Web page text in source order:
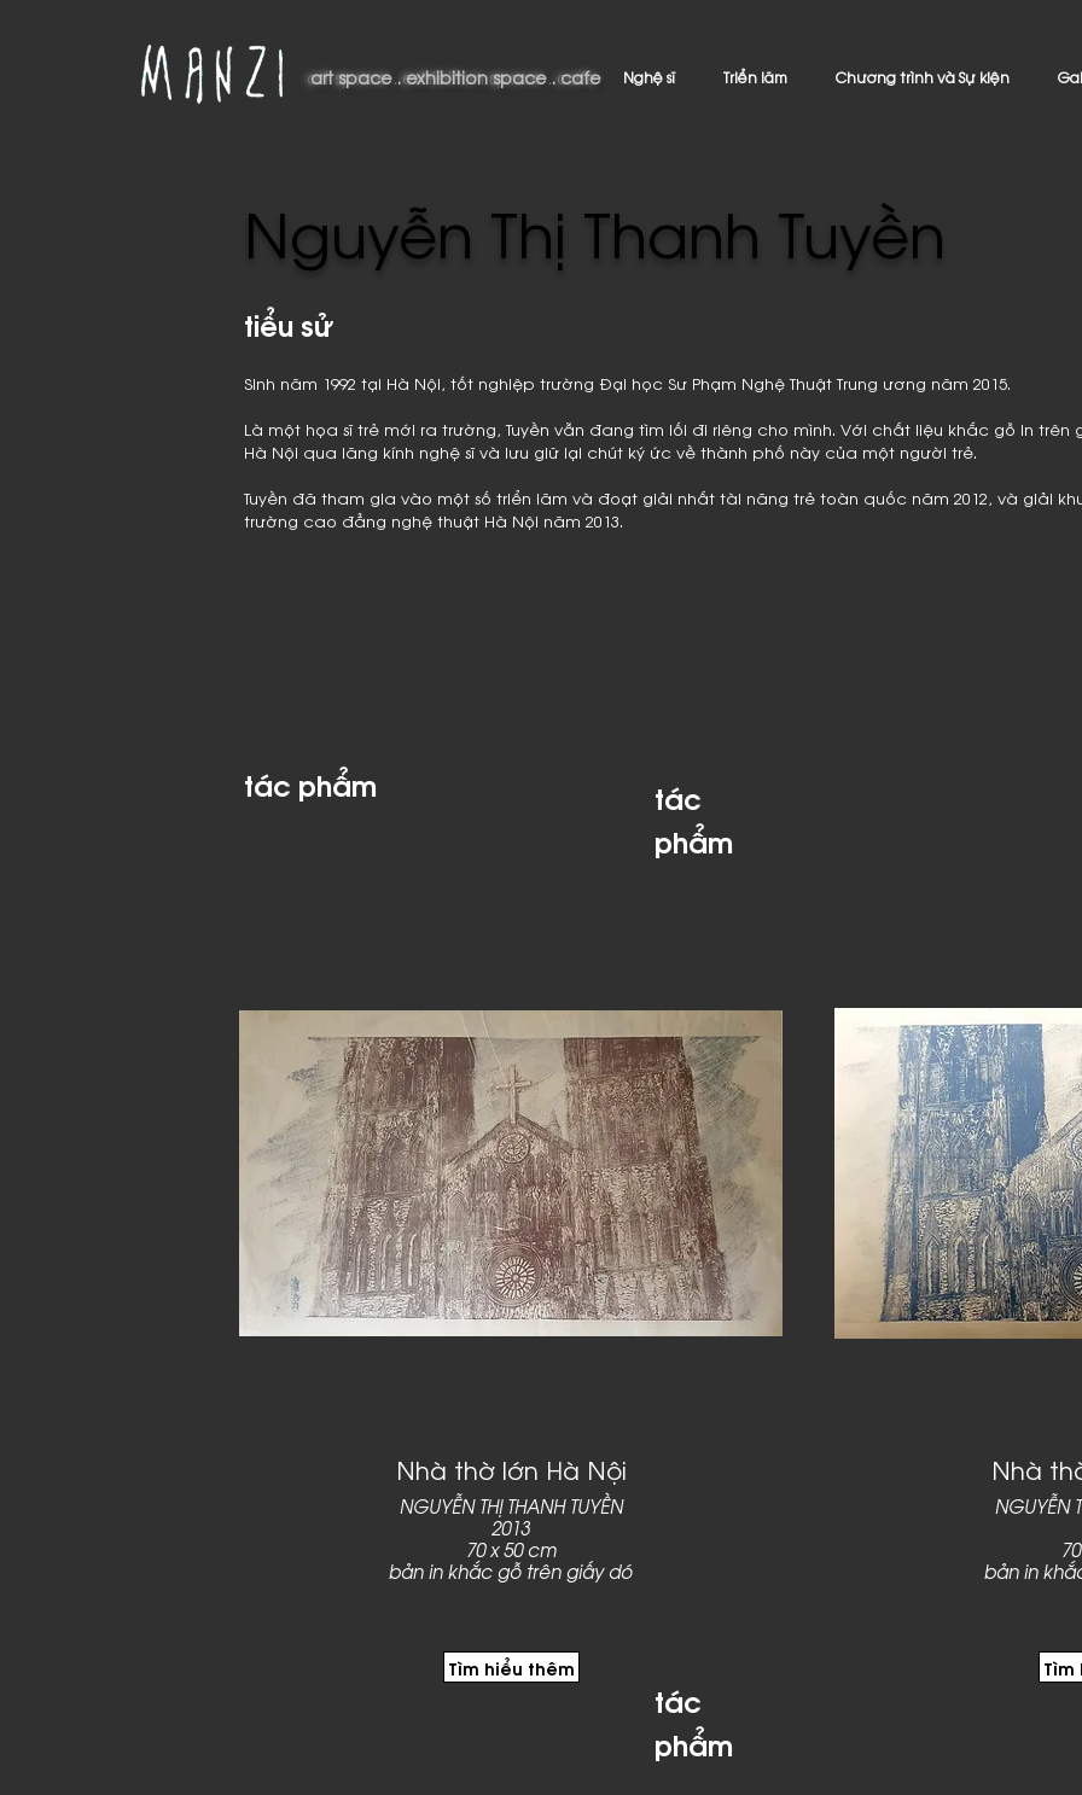
Nghệ sĩ Triển lãm Chương trình và Sự kiện
art space . exhibition space . cafe
art space . exhibition space . cafe
Nguyễn Thị Thanh Tuyền
tiểu sử
Sinh năm 1992 tại Hà Nội, tốt nghiệp trường Đại học Sư Phạm Nghệ Thuật Trung ương năm 2015.
Là một họa sĩ trẻ mới ra trường, Tuyền vẫn đang tìm lối đi riêng cho mình. Với chất liệu khắc gỗ in trên
Hà Nội qua lăng kính nghệ sĩ và lưu giữ lại chút ký ức về thành phố này của một người trẻ.
Tuyền đã tham gia vào một số triển lãm và đoạt giải nhất tài năng trẻ toàn quốc năm 2012, và giải
trường cao đẳng nghệ thuật Hà Nội năm 2013.
tác phẩm
​tác
phẩm
Nhà thờ lớn Hà Nội
NGUYỄN THỊ THANH TUYỀN
2013
70 x 50 cm
bản in khắc gỗ trên giấy dó
Tìm hiểu thêm
​tác
phẩm
Nhà
NGUYỄN
bản in
Tìm